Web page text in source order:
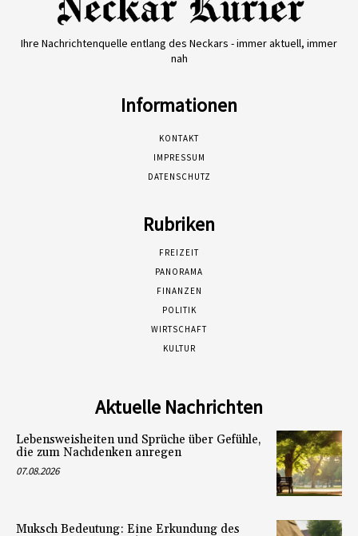
Ihre Nachrichtenquelle entlang des Neckars - immer aktuell, immer
nah
Informationen
KONTAKT
IMPRESSUM
DATENSCHUTZ
Rubriken
FREIZEIT
PANORAMA
FINANZEN
POLITIK
WIRTSCHAFT
KULTUR
Aktuelle Nachrichten
Lebensweisheiten und Sprüche über Gefühle,
die zum Nachdenken anregen
07.08.2026
Muksch Bedeutung: Eine Erkundung des